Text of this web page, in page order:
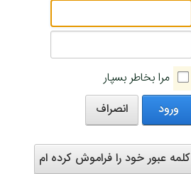
مرا بخاطر بسپار
ورود
انصراف
کلمه عبور خود را فراموش کرده ام